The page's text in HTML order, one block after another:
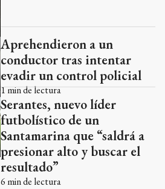
Aprehendieron a un
conductor tras intentar
evadir un control policial
1min de lectura
Serantes, nuevo líder
futbolístico de un
Santamarina que “saldrá a
presionar alto y buscar el
resultado”
6 min de lectura